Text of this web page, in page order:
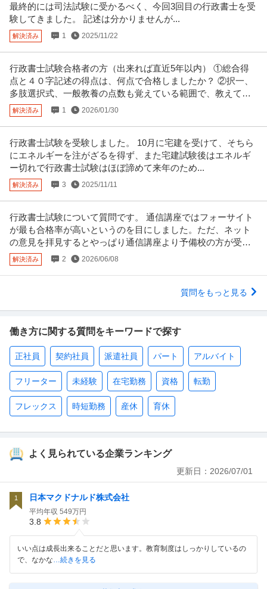
最終的には司法試験に受かるべく、今回3回目の行政書士を受
験してきました。 記述は分かりませんが...
解決済み 1 2025/11/22
行政書士試験合格者の方（出来れば直近5年以内） ①総合得
点と４０字記述の得点は、何点で合格しましたか？ ②択一、
多肢選択式、一般教養の点数も覚えている範囲で、教えてく
ださい。
解決済み 1 2026/01/30
行政書士試験を受験しました。 10月に宅建を受けて、そちら
にエネルギーを注がざるを得ず、また宅建試験後はエネルギ
ー切れで行政書士試験はほぼ諦めて来年のため...
解決済み 3 2025/11/11
行政書士試験について質問です。 通信講座ではフォーサイト
が最も合格率が高いというのを目にしました。ただ、ネット
の意見を拝見するとやっぱり通信講座より予備校の方が受か
りやすいというのを目にします。
解決済み 2 2026/06/08
質問をもっと見る
働き方に関する質問をキーワードで探す
正社員 契約社員 派遣社員 パート アルバイト
フリーター 未経験 在宅勤務 資格 転勤
フレックス 時短勤務 産休 育休
よく見られている企業ランキング
更新日： 2026/07/01
1 日本マクドナルド株式会社
平均年収 549万円
3.8
いい点は成長出来ることだと思います。教育制度はしっかりしているの
で、なかな…続きを見る